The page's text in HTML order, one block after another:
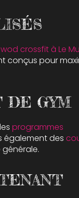
wod crossfit à Le
conçus pour
DE GYM
programmes
également des